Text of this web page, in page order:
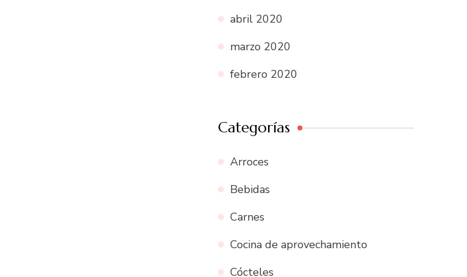
abril 2020
marzo 2020
febrero 2020
Categorías
Arroces
Bebidas
Carnes
Cocina de aprovechamiento
Cócteles